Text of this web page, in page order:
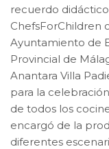
recuerdo
ChefsForChildren
Ayuntamiento de
Provincial de
Anantara Villa
para la
de todos los
encargó de la
diferentes